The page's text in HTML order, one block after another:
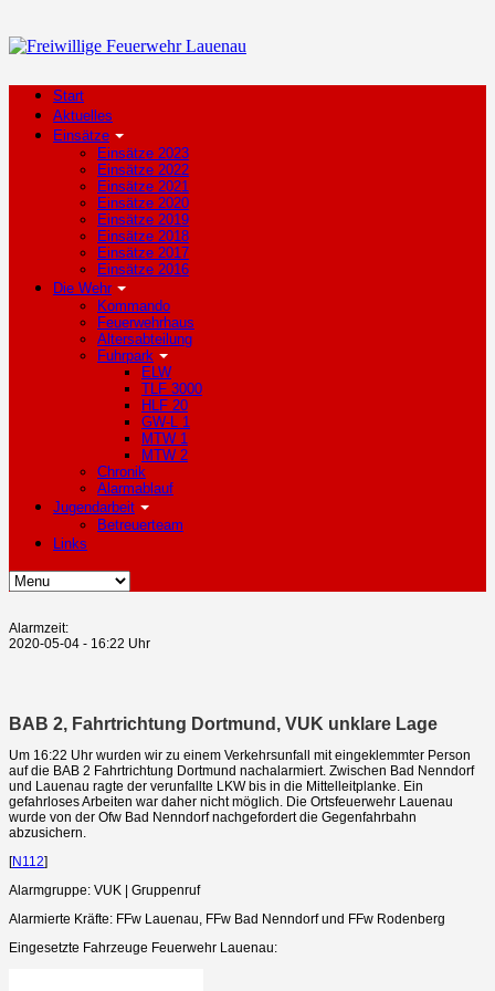
Start
Aktuelles
Einsätze
Einsätze 2023
Einsätze 2022
Einsätze 2021
Einsätze 2020
Einsätze 2019
Einsätze 2018
Einsätze 2017
Einsätze 2016
Die Wehr
Kommando
Feuerwehrhaus
Altersabteilung
Fuhrpark
ELW
TLF 3000
HLF 20
GW-L 1
MTW 1
MTW 2
Chronik
Alarmablauf
Jugendarbeit
Betreuerteam
Links
Alarmzeit:
2020-05-04 - 16:22 Uhr
BAB 2, Fahrtrichtung Dortmund, VUK unklare Lage
Um 16:22 Uhr wurden wir zu einem Verkehrsunfall mit eingeklemmter Person
auf die BAB 2 Fahrtrichtung Dortmund nachalarmiert. Zwischen Bad Nenndorf
und Lauenau ragte der verunfallte LKW bis in die Mittelleitplanke. Ein
gefahrloses Arbeiten war daher nicht möglich. Die Ortsfeuerwehr Lauenau
wurde von der Ofw Bad Nenndorf nachgefordert die Gegenfahrbahn
abzusichern.
[N112]
Alarmgruppe: VUK | Gruppenruf
Alarmierte Kräfte: FFw Lauenau, FFw Bad Nenndorf und FFw Rodenberg
Eingesetzte Fahrzeuge Feuerwehr Lauenau: